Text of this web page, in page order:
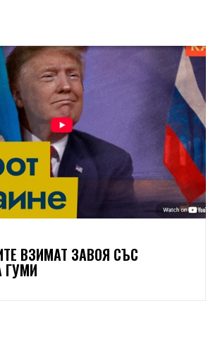
ВЗИМАТ ЗАВОЯ СЪС
ГУМИ